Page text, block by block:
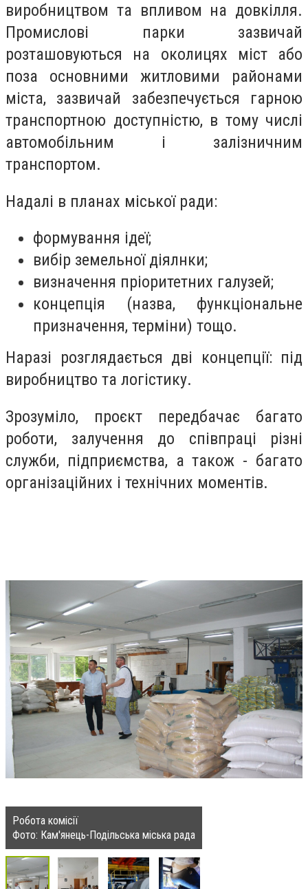
виробництвом та впливом на довкілля.
Промислові парки зазвичай
розташовуються на околицях міст або
поза основними житловими районами
міста, зазвичай забезпечується гарною
транспортною доступністю, в тому числі
автомобільним і залізничним
транспортом.
Надалі в планах міської ради:
формування ідеї;
вибір земельної діялнки;
визначення пріоритетних галузей;
концепція (назва, функціональне
призначення, терміни) тощо.
Наразі розглядається дві концепції: під
виробництво та логістику.
Зрозуміло, проєкт передбачає багато
роботи, залучення до співпраці різні
служби, підприємства, а також - багато
організаційних і технічних моментів.
Робота комісії
Фото: Кам'янець-Подільська міська рада